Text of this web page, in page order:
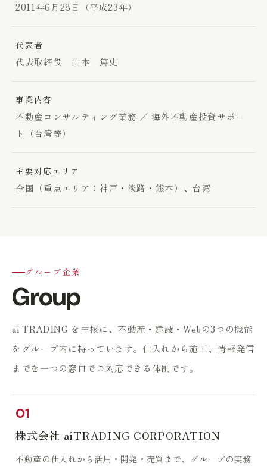
2011年6月28日（平成23年）
代表者
代表取締役 山本 篤史
事業内容
不動産コンサルティング業務 ／ 海外不動産投資サポー
ト（台湾等）
主要対応エリア
全国（重点エリア：神戸・淡路・熊本）、台湾
グループ企業
Group
ai TRADING を中核に、不動産・建設・Webの3つの機能
をグループ内に持っています。仕入れから施工、情報発信
までを一つの窓口でご対応できる体制です。
01
株式会社 aiTRADING CORPORATION
不動産の仕入れから活用・開発・売買まで、グループの実務